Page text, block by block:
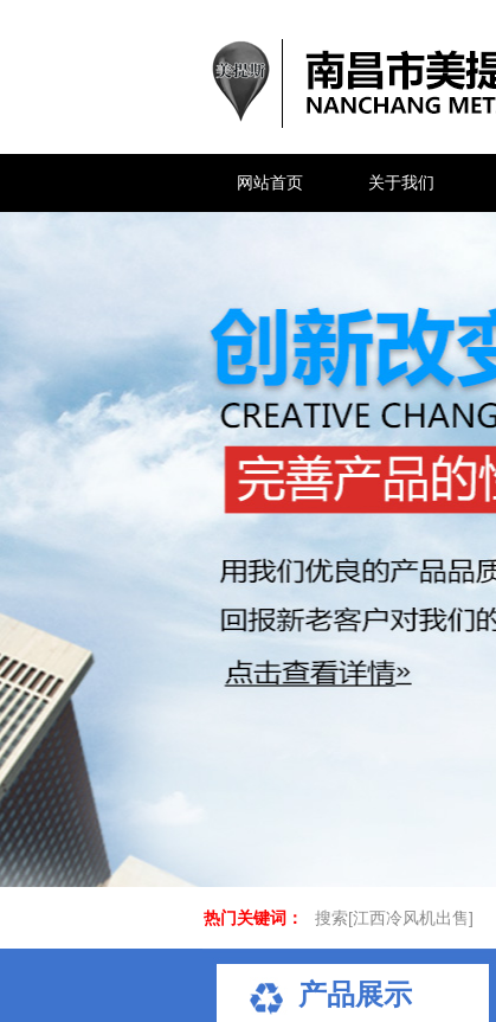
网站首页 关于我们
热门关键词： 搜索[江西冷风机出售]
产品展示